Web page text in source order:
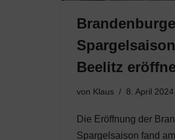
Beelitz
von Klaus 8. April 2024
Die Eröffnung der
Spargelsaison fand